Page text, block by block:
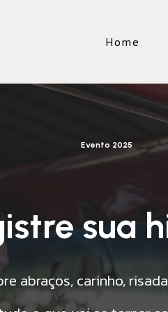
Home
Evento 2025
sua
abraços, carinho,